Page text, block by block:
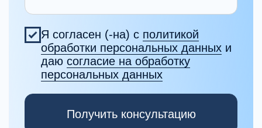
Обучение построено как последовательная
система подготовки
специалиста
в MHC?